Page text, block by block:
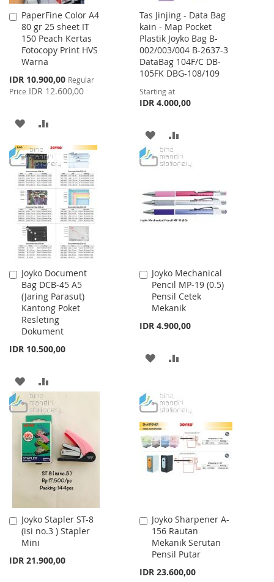
PaperFine Color A4
80 gr 25 sheet IT
150 Peach Kertas
Fotocopy Print HVS
Warna
Special
Price
IDR 10.900,00 Regular
Price IDR 12.600,00
Add
to
Cart
ADD
TO
WISH
LIST
TO
COMPARE
Tas Jinjing - Data Bag
kain - Map Pocket
Plastik Joyko Bag B-
002/003/004 B-2637-3
DataBag 104F/C DB-
105FK DBG-108/109
Starting at
IDR 4.000,00
ADD
TO
LIST
TO
Joyko Document
Bag DCB-45 A5
(Jaring Parasut)
Kantong Poket
Resleting
Dokument
IDR 10.500,00
Add
to
Cart
ADD
TO
WISH
LIST
TO
COMPARE
Joyko Mechanical
Pencil MP-19 (0.5)
Pensil Cetek
Mekanik
IDR 4.900,00
Add
to
Cart
ADD
WISH
LIST
COMPARE
Joyko Stapler ST-8
(isi no.3 ) Stapler
Mini
IDR 21.900,00
Add
to
Cart
Joyko Sharpener A-
156 Rautan
Mekanik Serutan
Pensil Putar
IDR 23.600,00
Add
to
Cart